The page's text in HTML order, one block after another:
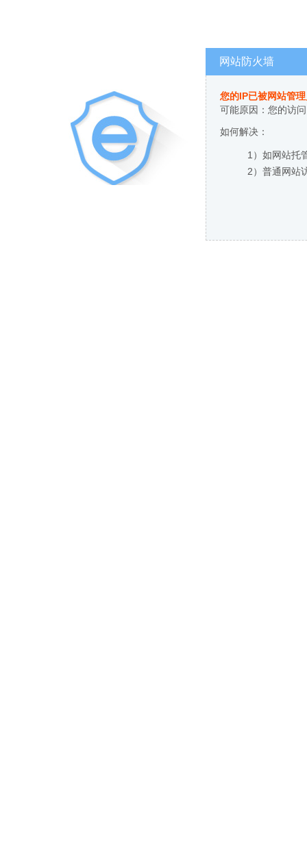
网站防火墙
您的IP已被网站管
可能原因：您的访
如何解决：
1）如网站托
2）普通网站